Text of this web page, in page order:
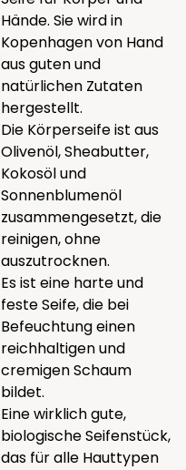
Hände. Sie wird in
Kopenhagen von Hand
aus guten und
natürlichen Zutaten
hergestellt.
Die Körperseife ist aus
Olivenöl, Sheabutter,
Kokosöl und
Sonnenblumenöl
zusammengesetzt, die
reinigen, ohne
auszutrocknen.
Es ist eine harte und
feste Seife, die bei
Befeuchtung einen
reichhaltigen und
cremigen Schaum
bildet.
Eine wirklich gute,
biologische Seifenstück,
das für alle Hauttypen